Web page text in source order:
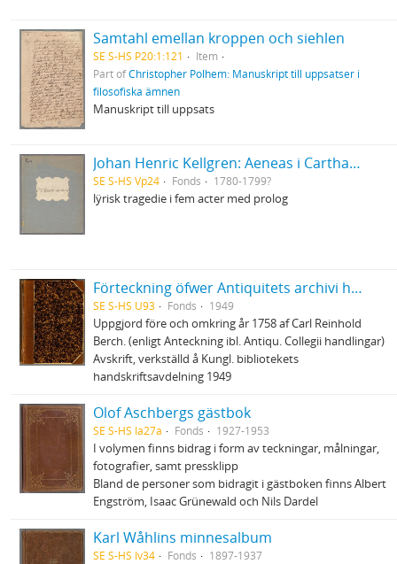
Samtahl emellan kroppen och siehlen
SE S-HS P20:1:121
Item
Part ofChristopher Polhem: Manuskript till uppsatser i
filosofiska ämnen
Manuskript till uppsats
Johan Henric Kellgren: Aeneas i Carthago
SE S-HS Vp24 Fonds 1780-1799?
lÿrisk tragedie i fem acter med prolog
Förteckning öfwer Antiquitets archivi handskrifter (Avskrift)
SE S-HS U93 Fonds 1949
Uppgjord före och omkring år 1758 af Carl Reinhold
Berch. (enligt Anteckning ibl. Antiqu. Collegii handlingar)
Avskrift, verkställd å Kungl. bibliotekets
handskriftsavdelning 1949
Olof Aschbergs gästbok
SE S-HS Ia27a Fonds 1927-1953
I volymen finns bidrag i form av teckningar, målningar,
fotografier, samt pressklipp
Bland de personer som bidragit i gästboken finns Albert
Engström, Isaac Grünewald och Nils Dardel
Karl Wåhlins minnesalbum
SE S-HS Iv34 Fonds 1897-1937